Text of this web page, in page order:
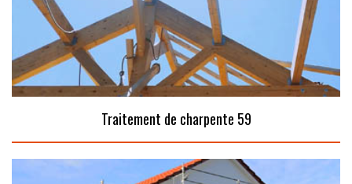
Traitement de charpente 59